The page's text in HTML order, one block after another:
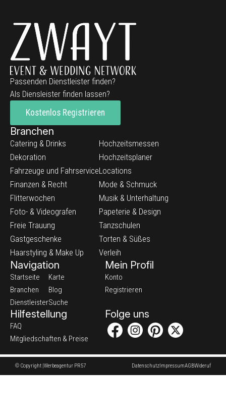
Passenden Dienstleister finden?
Als Diensleister finden lassen?
Kostenlos Registrieren
Branchen
Catering & Drinks
Dekoration
Fahrzeuge und Fahrservice
Finanzen & Recht
Flitterwochen
Foto- & Videografen
Freie Trauung
Gastgeschenke
Haarstyling & Make Up
Hochzeitsmessen
Hochzeitsplaner
Locations
Mode & Schmuck
Musik & Unterhaltung
Papeterie & Design
Tanzschulen
Torten & Süßes
Verleih
Navigation
Startseite
Branchen
Dienstleister
Karte
Blog
Suche
Mein Profil
Konto
Registrieren
Hilfestellung
FAQ
Mitgliedschaften & Preise
Folge uns
© Copyright |Werbeagentur PR57 DatenschutzImpressumAGBWideruf